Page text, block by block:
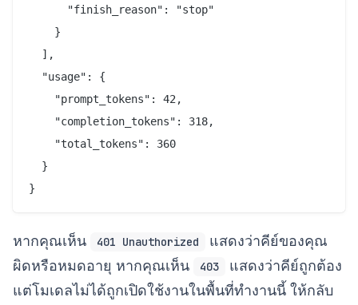
      "finish_reason": "stop"
    }
  ],
  "usage": {
    "prompt_tokens": 42,
    "completion_tokens": 318,
    "total_tokens": 360
  }
หากคุณเห็น 401 Unauthorized
แสดงว่าคีย์ของคุณ
ผิดหรือหมดอายุ หากคุณเห็น
403
แสดงว่าคีย์ถูกต้อง
แต่โมเดลไม่ได้ถูกเปิดใช้งานในพื้นที่ทำงานนี้ ให้กลับ